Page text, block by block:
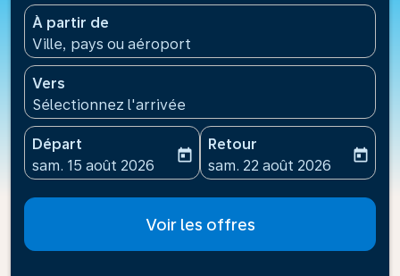
À partir de
Ville, pays ou aéroport
Vers
Sélectionnez l'arrivée
Départ
fc-booking-departure-date-aria-label
sam. 15 août 2026
today
Retour
fc-booking-return-date-
sam. 22 août 2026
today
Voir les offres